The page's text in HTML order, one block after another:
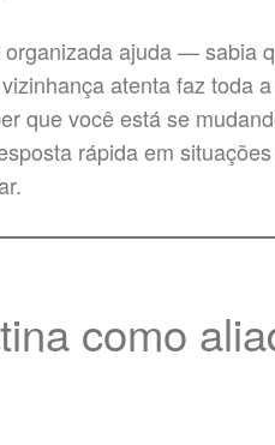
ajuda — sabia
atenta faz toda
que você está se
rápida em
como